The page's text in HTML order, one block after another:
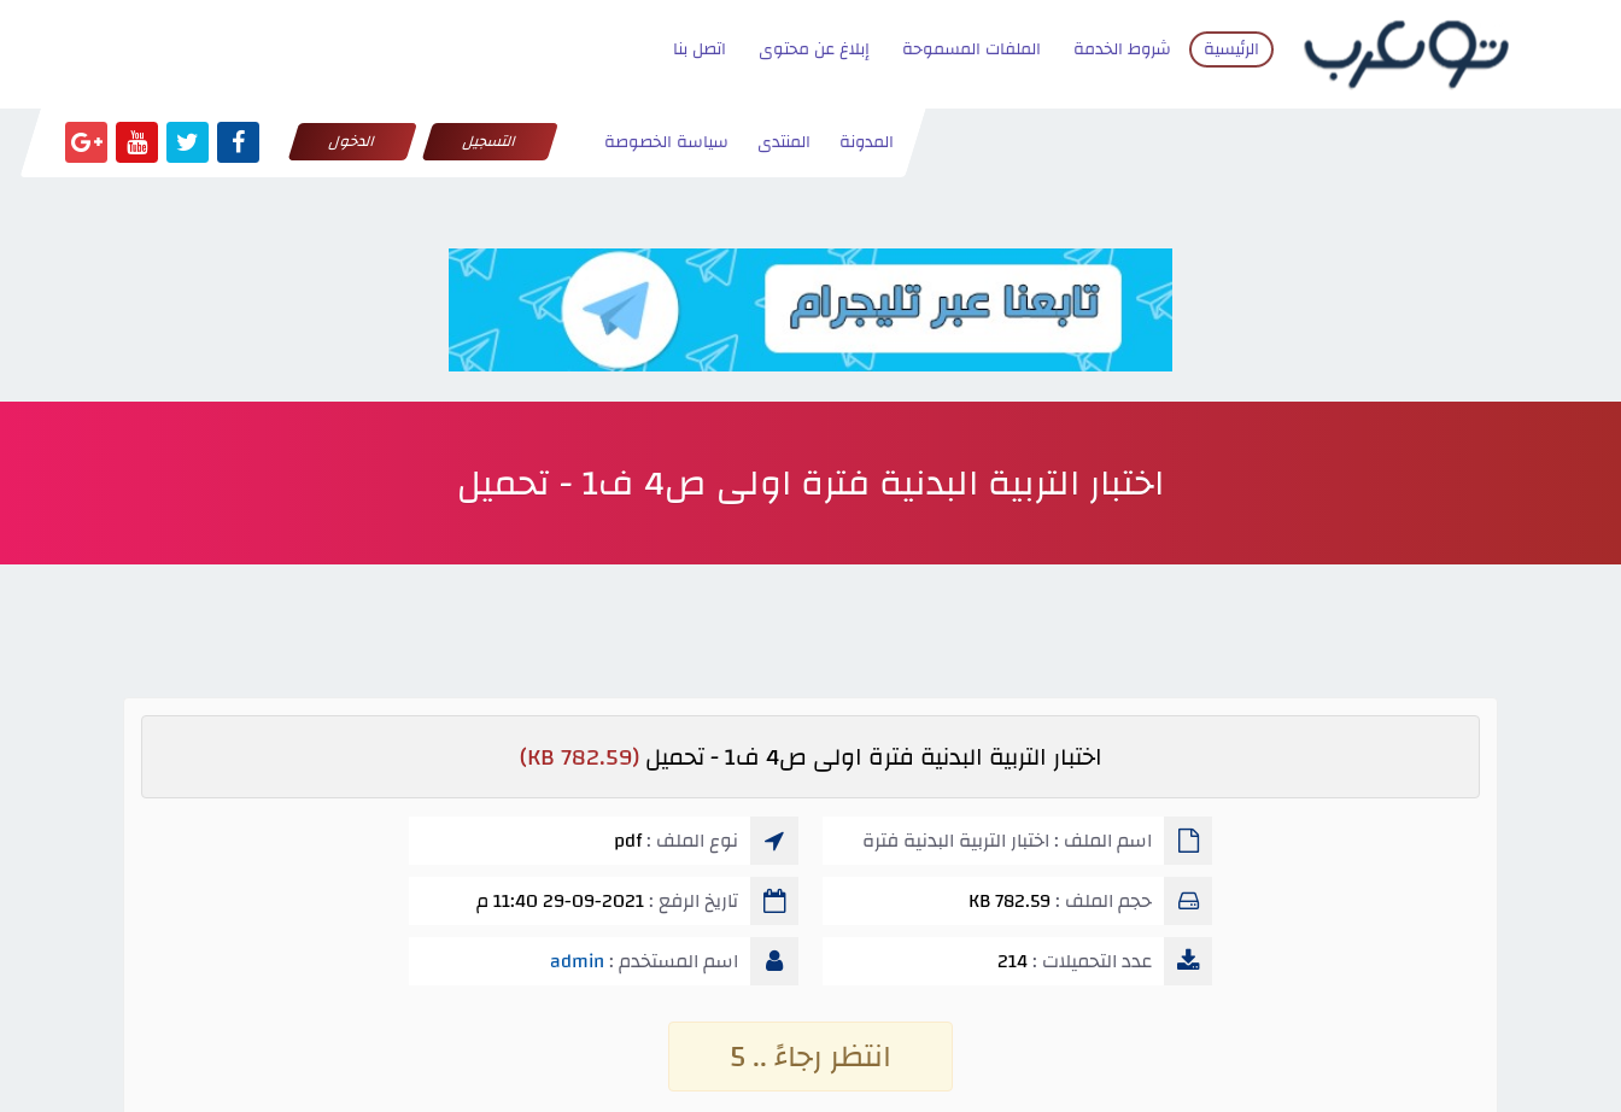
الرئيسية شروط الخدمة الملفات المسموحة إبلاغ عن محتوى اتصل بنا
المدونة المنتدى سياسة الخصوصة التسجيل الدخول
اختبار التربية البدنية فترة اولى ص4 ف1 - تحميل
اختبار التربية البدنية فترة اولى ص4 ف1 - تحميل (782.59 KB)
اسم الملف : اختبار التربية البدنية فترة
اولى ص4 ف1
نوع الملف :pdf
حجم الملف :782.59 KB تاريخ الرفع :29-09-2021 11:40 م
عدد التحميلات :214 اسم المستخدم : admin
انتظر رجاءً .. 5